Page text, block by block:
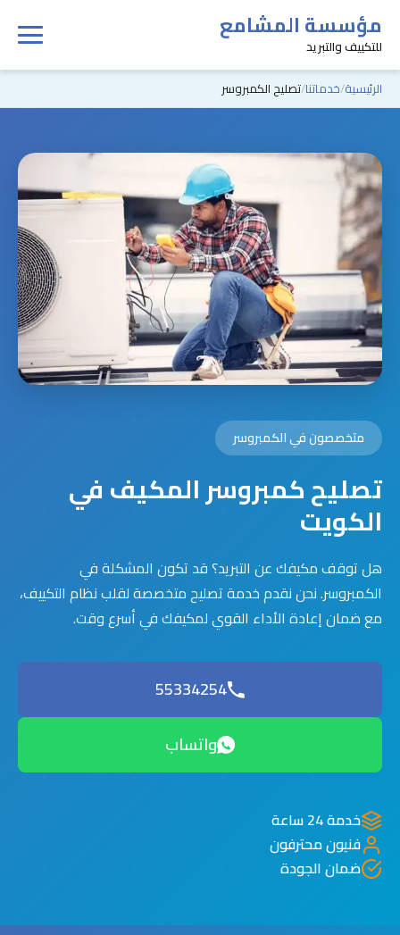
مؤسسة المشامع
للتكييف والتبريد
الرئيسية خدماتنا تصليح الكمبروسر
متخصصون في الكمبروسر
تصليح كمبروسر المكيف في
الكويت
هل توقف مكيفك عن التبريد؟ قد تكون المشكلة في
الكمبروسر. نحن نقدم خدمة تصليح متخصصة لقلب نظام التكييف،
مع ضمان إعادة الأداء القوي لمكيفك في أسرع وقت.
55334254
واتساب
خدمة 24 ساعة
فنيون محترفون
ضمان الجودة